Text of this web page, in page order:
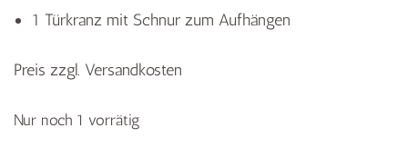
1 Türkranz mit Schnur zum Aufhängen
Preis zzgl. Versandkosten
Nur noch 1 vorrätig